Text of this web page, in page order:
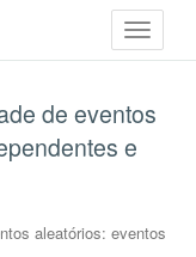
Toggle
de eventos
e
aleatórios: eventos